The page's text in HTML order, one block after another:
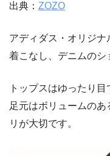
出典： ZOZO
アディダス・オリジナ
着こなし、デニムのシ
トップスはゆったり
足元はボリュームの
リが大切です。